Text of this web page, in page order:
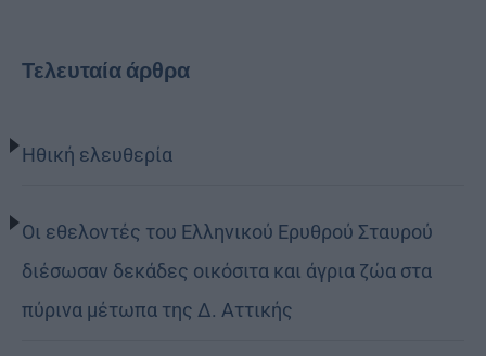
Τελευταία άρθρα
Ηθική ελευθερία
Οι εθελοντές του Ελληνικού Ερυθρού Σταυρού
διέσωσαν δεκάδες οικόσιτα και άγρια ζώα στα
πύρινα μέτωπα της Δ. Αττικής